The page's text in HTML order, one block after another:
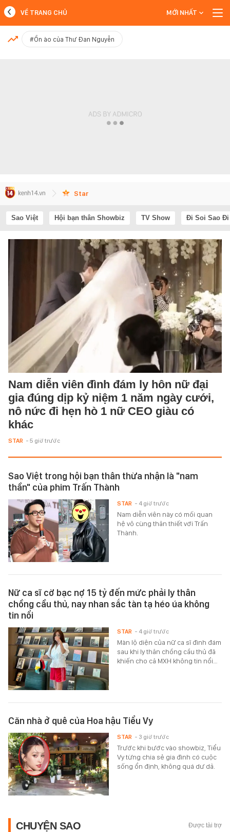
MỚI NHẤT
VỀ TRANG CHỦ MỚI NHẤT
#Ồn ào của Thư Đan Nguyễn
Star
Sao Việt Hội bạn thân Showbiz TV Show Đi Soi Sao Đi
Nam diễn viên đình đám ly hôn nữ đại
gia đúng dịp kỷ niệm 1 năm ngày cưới,
nô nức đi hẹn hò 1 nữ CEO giàu có
khác
STAR - 5 giờ trước
Sao Việt trong hội bạn thân thừa nhận là "nam
thần" của phim Trấn Thành
Nam diễn viên này có mối quan
hệ vô cùng thân thiết với Trấn
Thành.
STAR - 4 giờ trước
Nữ ca sĩ cờ bạc nợ 15 tỷ đến mức phải ly thân
chồng cầu thủ, nay nhan sắc tàn tạ héo úa không
tin nổi
Màn lộ diện của nữ ca sĩ đình đám
sau khi ly thân chồng cầu thủ đã
khiến cho cả MXH không tin nổi…
STAR - 4 giờ trước
Căn nhà ở quê của Hoa hậu Tiểu Vy
Trước khi bước vào showbiz, Tiểu
Vy từng chia sẻ gia đình có cuộc
sống ổn định, không quá dư dả.
STAR - 3 giờ trước
CHUYỆN SAO Được tài trợ